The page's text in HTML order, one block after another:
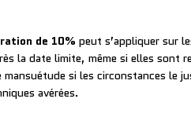
de 10% peut s’appliquer sur
la date limite, même si elles sont
si les circonstances le
avérées.